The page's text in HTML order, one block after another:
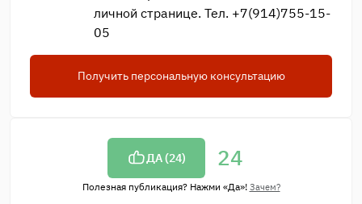
личной странице. Тел. +7(914)755-15-
05
Получить персональную консультацию
ДА (24) 24
Полезная публикация? Нажми «Да»! Зачем?